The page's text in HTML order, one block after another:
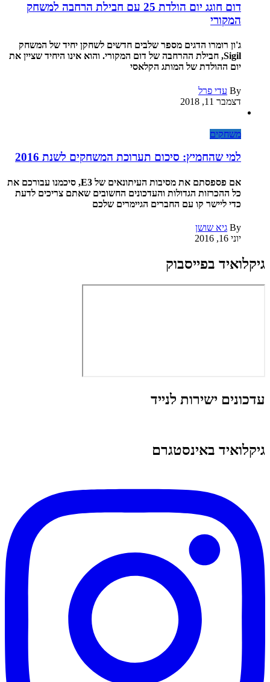
דום חוגג יום הולדת 25 עם חבילת הרחבה למשחק
המקורי
ג'ון רומרו הדגים מספר שלבים חדשים לשחקן יחיד של המשחק
Sigil, חבילת ההרחבה של דום המקורי. והוא אינו היחיד שציין את
יום ההולדת של המותג הקלאסי
By עדי פרל
דצמבר 11, 2018
משחקים
למי שהחמיץ: סיכום תערוכת המשחקים לשנת 2016
אם פספסתם את מסיבות העיתונאים של E3, סיכמנו עבורכם את
כל ההכרזות הגדולות והעדכונים החשובים שאתם צריכים לדעת
כדי ליישר קו עם החברים הגיימרים שלכם
By גיא שושן
יוני 16, 2016
גיקלואיד בפייסבוק
עדכונים ישירות לנייד
גיקלואיד באינסטגרם